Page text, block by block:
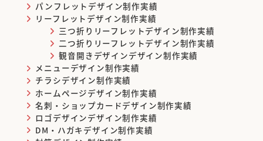
パンフレットデザイン制作実績
リーフレットデザイン制作実績
三つ折りリーフレットデザイン制作実績
二つ折りリーフレットデザイン制作実績
観音開きデザインデザイン制作実績
メニューデザイン制作実績
チラシデザイン制作実績
ホームページデザイン制作実績
名刺・ショップカードデザイン制作実績
ロゴデザインデザイン制作実績
DM・ハガキデザイン制作実績